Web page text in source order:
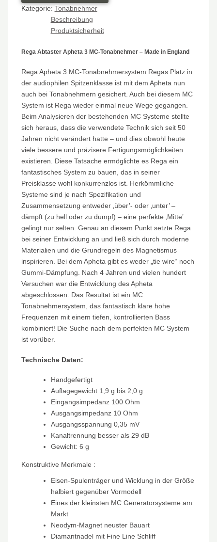
Kategorie: Tonabnehmer
Beschreibung
Produktsicherheit
Rega Abtaster Apheta 3 MC-Tonabnehmer – Made in England
Rega Apheta 3 MC-Tonabnehmersystem Regas Platz in
der audiophilen Spitzenklasse ist mit dem Apheta nun
auch bei Tonabnehmern gesichert. Auch bei diesem MC
System ist Rega wieder einmal neue Wege gegangen.
Beim Analysieren der bestehenden MC Systeme stellte
sich heraus, dass die verwendete Technik sich seit 50
Jahren nicht verändert hatte – und dies obwohl heute
viele bessere und präzisere Fertigungsmöglichkeiten
existieren. Diese Tatsache ermöglichte es Rega ein
fantastisches System zu bauen, das in seiner
Preisklasse wohl konkurrenzlos ist. Herkömmliche
Systeme sind je nach Spezifikation und
Zusammensetzung entweder ‚über’- oder ‚unter’ –
dämpft (zu hell oder zu dumpf) – eine perfekte ‚Mitte’
gelingt nur selten. Genau an diesem Punkt setzte Rega
bei seiner Entwicklung an und ließ sich durch moderne
Materialien und die Grundregeln des Magnetismus
inspirieren. Bei dem Apheta gibt es weder „tie wire“ noch
Gummi-Dämpfung. Nach 4 Jahren und vielen hundert
Versuchen war die Entwicklung des Apheta
abgeschlossen. Das Resultat ist ein MC
Tonabnehmersystem, das fantastisch klare hohe
Frequenzen mit einem tiefen, kontrollierten Bass
kombiniert! Die Suche nach dem perfekten MC System
ist vorüber.
Technische Daten:
Handgefertigt
Auﬂagegewicht 1,9 g bis 2,0 g
Eingangsimpedanz 100 Ohm
Ausgangsimpedanz 10 Ohm
Ausgangsspannung 0,35 mV
Kanaltrennung besser als 29 dB
Gewicht: 6 g
Konstruktive Merkmale :
Eisen-Spulenträger und Wicklung in der Größe
halbiert gegenüber Vormodell
Eines der kleinsten MC Generatorsysteme am
Markt
Neodym-Magnet neuster Bauart
Diamantnadel mit Fine Line Schliff